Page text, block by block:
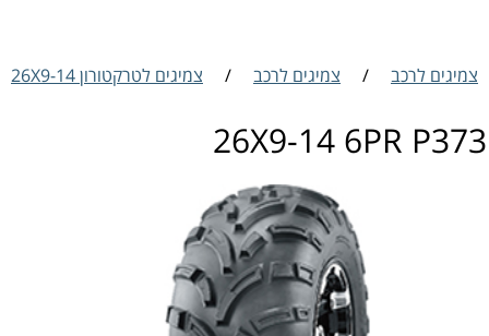
צמיגים לרכב / צמיגים לרכב / צמיגים לטרקטורון 26X9-14
26X9-14 6PR P373